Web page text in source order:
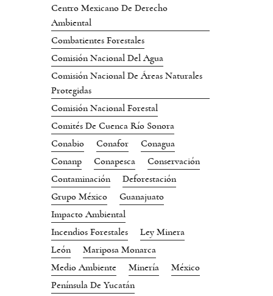
Centro Mexicano De Derecho
Ambiental
Combatientes Forestales
Comisión Nacional Del Agua
Comisión Nacional De Áreas Naturales
Protegidas
Comisión Nacional Forestal
Comités De Cuenca Río Sonora
Conabio
Conafor
Conagua
Conanp
Conapesca
Conservación
Contaminación
Deforestación
Grupo México
Guanajuato
Impacto Ambiental
Incendios Forestales
Ley Minera
León
Mariposa Monarca
Medio Ambiente
Minería
México
Península De Yucatán